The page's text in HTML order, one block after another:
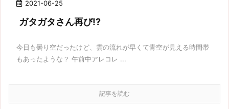
2021-06-25
ガタガタさん再び!?
今日も曇り空だったけど、雲の流れが早くて青空が見える時間帯
もあったような？ 午前中アレコレ ...
記事を読む